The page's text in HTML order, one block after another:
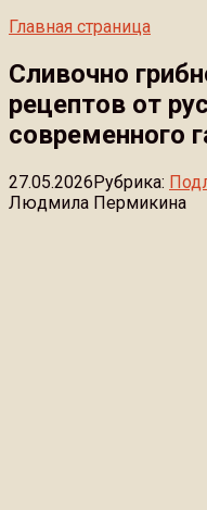
Главная страница
Сливочно
рецептов от
современного
27.05.2026Рубрика:
Людмила Пермикина